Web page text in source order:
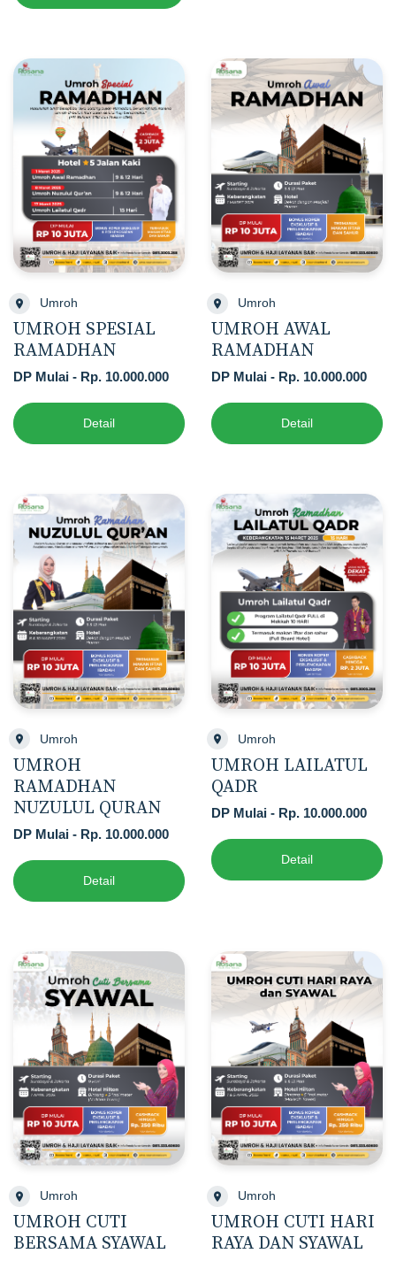
Umroh
UMROH SPESIAL
RAMADHAN
DP Mulai - Rp. 10.000.000
Detail
Umroh
UMROH AWAL
RAMADHAN
DP Mulai - Rp. 10.000.000
Detail
Umroh
UMROH
RAMADHAN
NUZULUL QURAN
DP Mulai - Rp. 10.000.000
Detail
Umroh
UMROH LAILATUL
QADR
DP Mulai - Rp. 10.000.000
Detail
Umroh
UMROH CUTI
BERSAMA SYAWAL
Umroh
UMROH CUTI HARI
RAYA DAN SYAWAL